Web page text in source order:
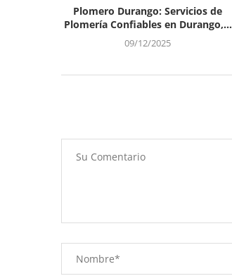
Plomero Durango: Servicios de
Plomería Confiables en Durango,...
09/12/2025